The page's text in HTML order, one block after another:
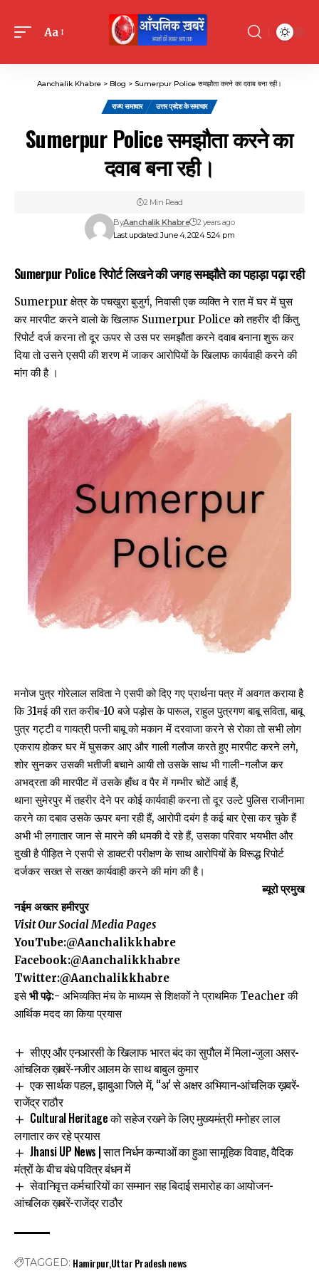
Font
Aa
Aanchalik Khabre > Blog > Sumerpur Police समझौता करने का दवाब बना रही।
राज्य समाचार उत्तर प्रदेश के समाचार
Sumerpur Police समझौता करने का
दवाब बना रही।
Last updated: June 4, 2024 5:24 pm
ByAanchalik Khabre 2 years ago
2 Min Read
Sumerpur Police रिपोर्ट लिखने की जगह समझौते का पहाड़ा पढ़ा रही
Sumerpur क्षेत्र के पचखुरा बुजुर्ग, निवासी एक व्यक्ति ने रात में घर में घुस
कर मारपीट करने वालो के खिलाफ Sumerpur Police को तहरीर दी किंतु
रिपोर्ट दर्ज करना तो दूर ऊपर से उस पर समझौता करने दवाब बनाना शुरू कर
दिया तो उसने एसपी की शरण में जाकर आरोपियों के खिलाफ कार्यवाही करने की
मांग की है ।
मनोज पुत्र गोरेलाल सविता ने एसपी को दिए गए प्रार्थना पत्र में अवगत कराया है
कि 31मई की रात करीब-10 बजे पड़ोस के पारूल, राहुल पुत्रगण बाबू सविता, बाबू
पुत्र ग‌ट्टी व गायत्री पत्नी बाबू को मकान में दरवाजा करने से रोका तो सभी लोग
एकराय होकर घर में घुसकर आए और गाली गलौज करते हुए मारपीट करने लगे,
शोर सुनकर उसकी भतीजी बचाने आयी तो उसके साथ भी गाली-गलौज कर
अभद्रता की मारपीट में उसके हाँथ व पैर में गम्भीर चोटें आई हैं,
थाना सुमेरपुर में तहरीर देने पर कोई कार्यवाही करना तो दूर उल्टे पुलिस राजीनामा
करने का दबाव उसके ऊपर बना रही हैं, आरोपी दबंग है कई बार ऐसा कर चुके हैं
अभी भी लगातार जान से मारने की धमकी दे रहे हैं, उसका परिवार भयभीत और
दुखी है पीड़ित ने एसपी से डाक्टरी परीक्षण के साथ आरोपियों के विरूद्ध रिपोर्ट
दर्जकर सख्त से सख्त कार्यवाही करने की मांग की है।
ब्यूरो प्रमुख
नईम अख्तर हमीरपुर
Visit Our Social Media Pages
YouTube:@Aanchalikkhabre
Facebook:@Aanchalikkhabre
Twitter:@Aanchalikkhabre
इसेभी पढ़े:- अभिव्यक्ति मंच के माध्यम से शिक्षकों ने प्राथमिक Teacher की
आर्थिक मदद का किया प्रयास
सीएए और एनआरसी के खिलाफ भारत बंद का सुपौल में मिला-जुला असर-
आंचलिक ख़बरें-नजीर आलम के साथ बाबुल कुमार
एक सार्थक पहल, झाबुआ जिले में, “अ’ से अक्षर अभियान-आंचलिक ख़बरें-
राजेंद्र राठौर
Cultural Heritage को सहेज रखने के लिए मुख्यमंत्री मनोहर लाल
लगातार कर रहे प्रयास
Jhansi UP News | सात निर्धन कन्याओं का हुआ सामूहिक विवाह, वैदिक
मंत्रों के बीच बंधे पवित्र बंधन में
सेवानिवृत्त कर्मचारियों का सम्मान सह बिदाई समारोह का आयोजन-
आंचलिक ख़बरें-राजेंद्र राठौर
TAGGED: HamirpurUttar Pradesh news